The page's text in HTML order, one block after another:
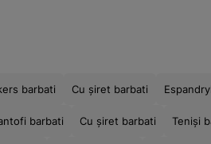
barbati Cu șiret barbati
barbati Cu șiret barbati Teniși